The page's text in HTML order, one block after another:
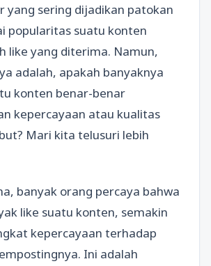
yang sering dijadikan patokan
popularitas suatu konten
like yang diterima. Namun,
adalah, apakah banyaknya
konten benar-benar
kepercayaan atau kualitas
Mari kita telusuri lebih
banyak orang percaya bahwa
like suatu konten, semakin
kepercayaan terhadap
Ini adalah